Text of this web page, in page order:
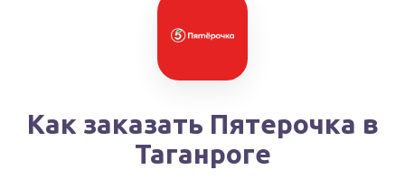
Как заказать Пятерочка в
Таганроге